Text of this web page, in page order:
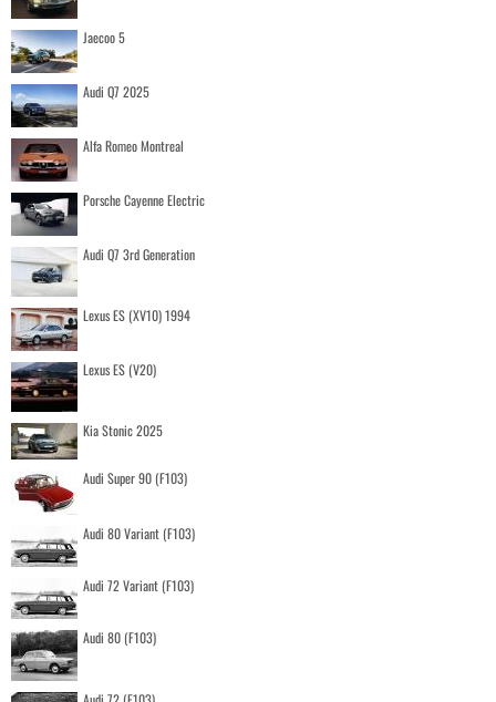
Jaecoo 5
Audi Q7 2025
Alfa Romeo Montreal
Porsche Cayenne Electric
Audi Q7 3rd Generation
Lexus ES (XV10) 1994
Lexus ES (V20)
Kia Stonic 2025
Audi Super 90 (F103)
Audi 80 Variant (F103)
Audi 72 Variant (F103)
Audi 80 (F103)